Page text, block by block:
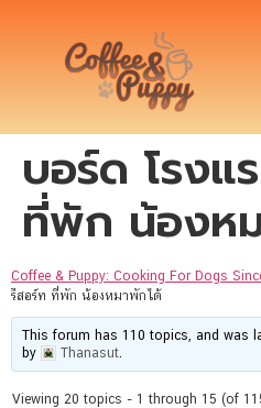
บอร์ด โรงแ
ที่พัก น้องห
Coffee & Puppy: Cooking For Dogs
รีสอร์ท ที่พัก น้องหมาพักได้
This forum has 110 topics, and was
by
Thanasut
Viewing 20 topics - 1 through 15 (of